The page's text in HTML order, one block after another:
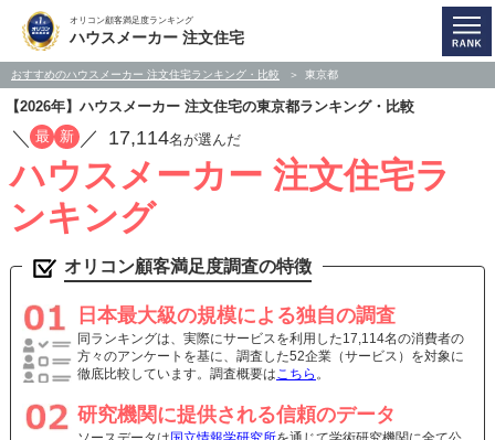
オリコン顧客満足度ランキング
ハウスメーカー 注文住宅
おすすめのハウスメーカー 注文住宅ランキング・比較 東京都
【2026年】ハウスメーカー 注文住宅の東京都ランキング・比較
／ 最 新 ／ 17,114名が選んだ
ハウスメーカー 注文住宅ラ
ンキング
オリコン顧客満足度調査の特徴
日本最大級の規模による独自の調査
同ランキングは、実際にサービスを利用した17,114名の消費者の
方々のアンケートを基に、調査した52企業（サービス）を対象に
徹底比較しています。調査概要はこちら 。
研究機関に提供される信頼のデータ